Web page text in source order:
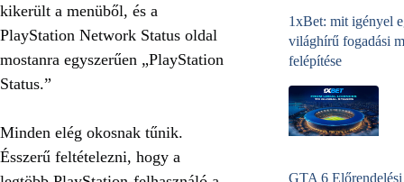
kikerült a menüből, és a
PlayStation Network Status oldal
mostanra egyszerűen „PlayStation
Status.”
Minden elég okosnak tűnik.
Ésszerű feltételezni, hogy a
1xBet: mit igényel
világhírű fogadási
felépítése
GTA 6 Előrendelési